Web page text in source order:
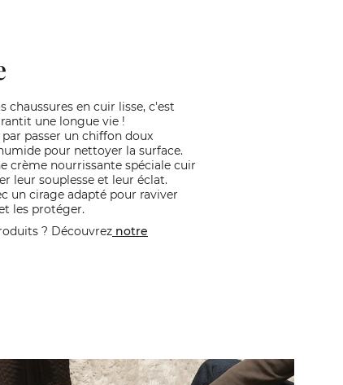
chaussures en cuir lisse, c'est
une longue vie !
passer un chiffon doux
pour nettoyer la surface.
crème nourrissante spéciale cuir
leur souplesse et leur éclat.
un cirage adapté pour raviver
les protéger.
? Découvrez notre